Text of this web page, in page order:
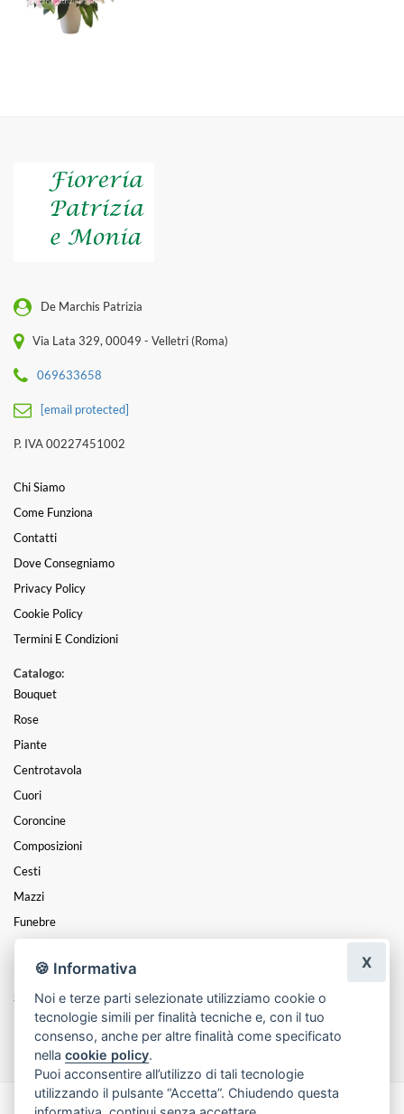
De Marchis Patrizia
Via Lata 329, 00049 - Velletri (Roma)
069633658
[email protected]
P. IVA 00227451002
Chi Siamo
Come Funziona
Contatti
Dove Consegniamo
Privacy Policy
Cookie Policy
Termini E Condizioni
Catalogo:
Bouquet
Rose
Piante
Centrotavola
Cuori
Coroncine
Composizioni
Cesti
Mazzi
Funebre
Natale
Festa Della Donna
San Valentino
Festa Della Mamma
🍪 Informativa
Noi e terze parti selezionate utilizziamo cookie o
tecnologie simili per finalità tecniche e, con il tuo
consenso, anche per altre finalità come specificato
nellacookie policy.
Puoi acconsentire all’utilizzo di tali tecnologie
utilizzando il pulsante “Accetta”. Chiudendo questa
X